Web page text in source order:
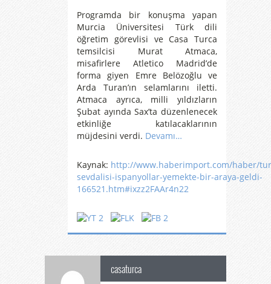
Programda bir konuşma yapan
Murcia Üniversitesi Türk dili
öğretim görevlisi ve Casa Turca
temsilcisi Murat Atmaca,
misafirlere Atletico Madrid’de
forma giyen Emre Belözoğlu ve
Arda Turan’ın selamlarını iletti.
Atmaca ayrıca, milli yıldızların
Şubat ayında Sax’ta düzenlenecek
etkinliğe katılacaklarının
müjdesini verdi. Devamı…
Kaynak: http://www.haberimport.com/haber/
sevdalisi-ispanyollar-yemekte-bir-araya-geldi-
166521.htm#ixzz2FAAr4n22
casaturca